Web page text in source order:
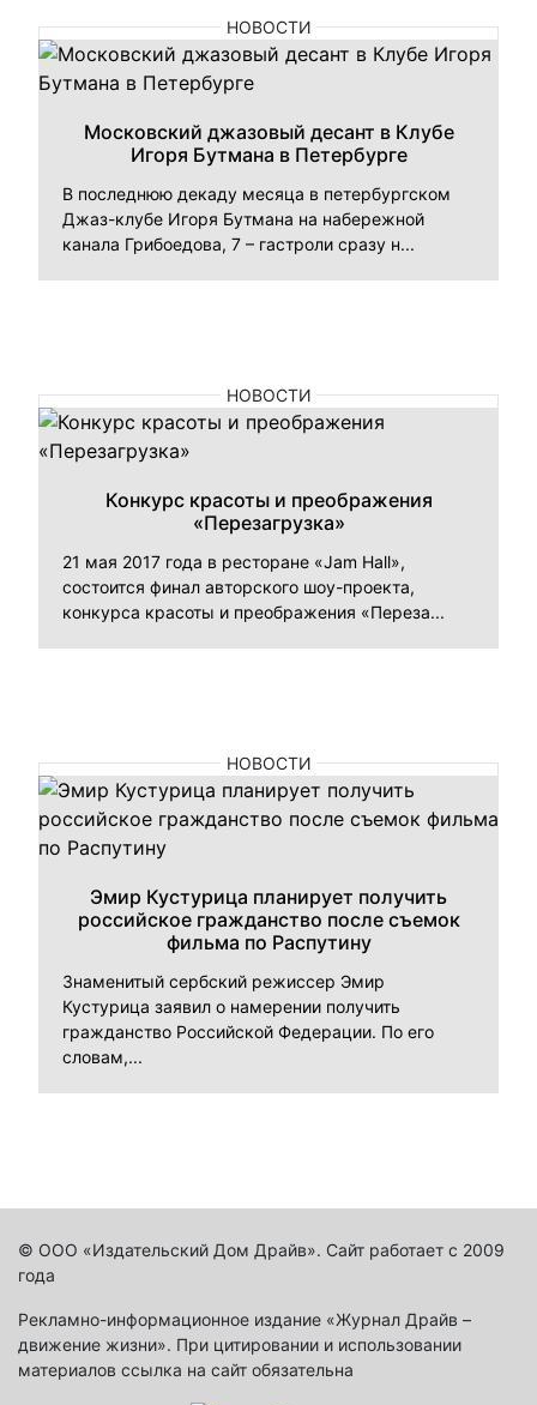
НОВОСТИ
Московский джазовый десант в Клубе
Игоря Бутмана в Петербурге
В последнюю декаду месяца в петербургском
Джаз-клубе Игоря Бутмана на набережной
канала Грибоедова, 7 – гастроли сразу н...
НОВОСТИ
Конкурс красоты и преображения
«Перезагрузка»
21 мая 2017 года в ресторане «Jam Hall»,
состоится финал авторского шоу-проекта,
конкурса красоты и преображения «Переза...
НОВОСТИ
Эмир Кустурица планирует получить
российское гражданство после съемок
фильма по Распутину
Знаменитый сербский режиссер Эмир
Кустурица заявил о намерении получить
гражданство Российской Федерации. По его
словам,...
© ООО «Издательский Дом Драйв». Сайт работает с 2009
года
Рекламно-информационное издание «Журнал Драйв –
движение жизни». При цитировании и использовании
материалов ссылка на сайт обязательна